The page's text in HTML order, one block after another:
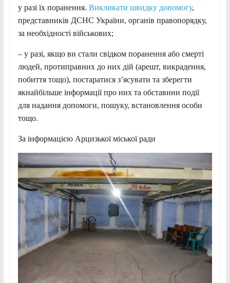
у разі їх поранення. Викликати швидку допомогу,
представників ДСНС України, органів правопорядку,
за необхідності військових;
– у разі, якщо ви стали свідком поранення або смерті
людей, протиправних до них дій (арешт, викрадення,
побиття тощо), постаратися з’ясувати та зберегти
якнайбільше інформації про них та обставини події
для надання допомоги, пошуку, встановлення особи
тощо.
За інформацією Арцизької міської ради